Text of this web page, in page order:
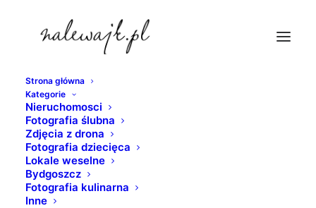
Strona główna
Kategorie
Nieruchomosci
Fotografia ślubna
Zdjęcia z drona
Fotografia dziecięca
Lokale weselne
Bydgoszcz
Fotografia kulinarna
Inne
dekorator-wnetrz-bydgoszcz
Strona Główna
Sesje fotograficzne dla architektów, projektantów i